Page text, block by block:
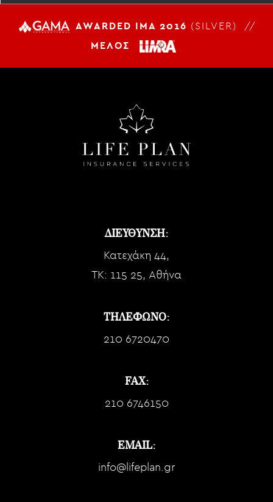
AWARDED IMA 2016 (SILVER) //
ΜΕΛΟΣ
ΔΙΕΥΘΥΝΣΗ:
Κατεχάκη 44,
TK: 115 25, Αθήνα
ΤΗΛΕΦΩΝΟ:
210 6720470
FAX:
210 6746150
EMAIL:
info@lifeplan.gr